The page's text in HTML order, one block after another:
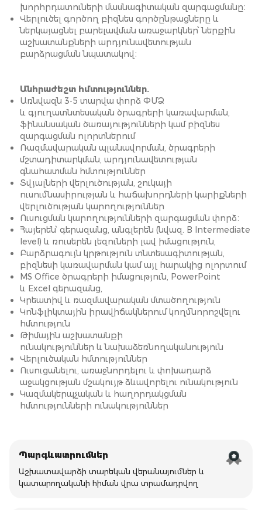
խորհրդատուների մասնագիտական զարգացմանը։
Վերլուծել գործող բիզնես գործընթացները և
ներկայացնել բարելավման առաջարկներ՝ ներքին
աշխատանքների արդյունավետության
բարձրացման նպատակով։
Անհրաժեշտ հմտություններ.
Առնվազն 3-5 տարվա փորձ ՓՄՁ
և գյուղատնտեսական ծրագրերի կառավարման,
ֆինանսական ծառայությունների կամ բիզնես
զարգացման ոլորտներում
Ռազմավարական պլանավորման, ծրագրերի
մշտադիտարկման, արդյունավետության
գնահատման հմտություններ
Տվյալների վերլուծության, շուկայի
ուսումնասիրության և հաճախորդների կարիքների
վերլուծության կարողություններ
Ուսուցման կարողությունների զարգացման փորձ։
Հայերեն՝ գերազանց, անգլերեն (նվազ. B Intermediate
level) և ռուսերեն լեզուների լավ իմացություն,
Բարձրագույն կրթություն տնտեսագիտության,
բիզնեսի կառավարման կամ այլ հարակից ոլորտում
MS Office ծրագրերի իմացություն, PowerPoint
և Excel գերազանց,
Կրեատիվ և ռազմավարական մտածողություն
Կոնֆլիկտային իրավիճակներում կողմնորոշվելու
հմտություն
Թիմային աշխատանքի
ունակություններ և նախաձեռնողականություն
Վերլուծական հմտություններ
Ուսուցանելու, առաջնորդելու և փոխադարձ
աջակցության մշակույթ ձևավորելու ունակություն
Կազմակերպչական և հաղորդակցման
հմտությունների ունակություններ
Պարգևատրումներ
Աշխատավարձի տարեկան վերանայումներ և
կատարողականի հիման վրա տրամադրվող